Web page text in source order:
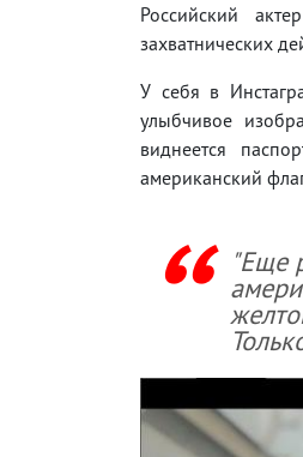
Российский
захватнических
У себя в
улыбчивое
виднеется
американский
"Еще